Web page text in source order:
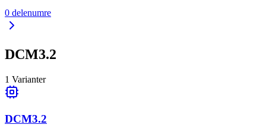
0 delenumre
DCM3.2
1 Varianter
DCM3.2